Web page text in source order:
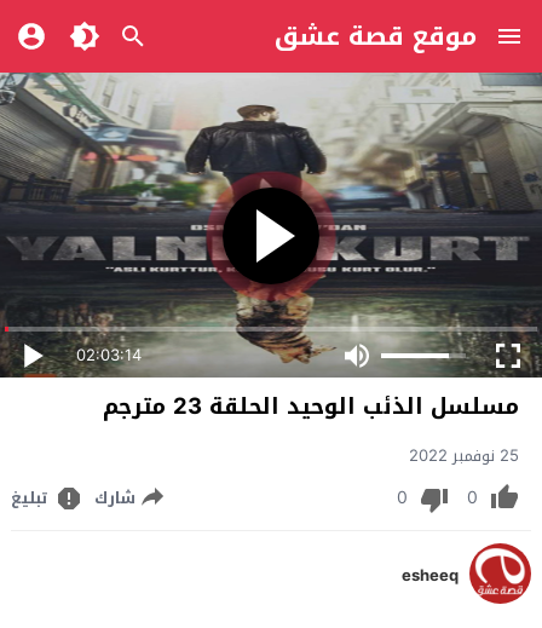
موقع قصة عشق
02:03:14
مسلسل الذئب الوحيد الحلقة 23 مترجم
25 نوفمبر 2022
0
0 شارك تبليغ
esheeq